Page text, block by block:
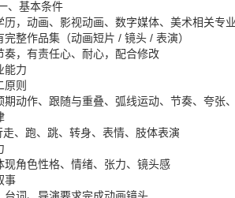
、基本条件
历，动画、影视动画、数字媒体、美术相关专
完整作品集（动画短片 / 镜头 / 表演）
奏，有责任心、耐心，配合修改
能力
原则
期动作、跟随与重叠、弧线运动、节奏、夸张
走、跑、跳、转身、表情、肢体表演
现角色性格、情绪、张力、镜头感
事